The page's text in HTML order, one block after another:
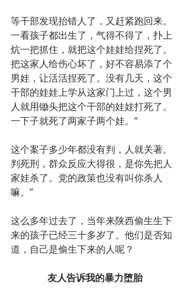
等干部发现抬错人了，又赶紧跑回来。
一看孩子都出生了，气得不得了，扑上
炕一把抓住，就把这个娃娃给捏死了。
把这家人给伤心坏了，好不容易添了个
男娃，让活活捏死了。没有几天，这个
干部的娃娃上学从这家门上过，这个男
人就用锄头把这个干部的娃娃打死了。
一下子就死了两家子两个娃。“
这个案子多少年都没有判，人就关著。
判死刑，群众反应大得很，是你先把人
家娃杀了。党的政策也没有叫你杀人
嘛。”
这么多年过去了，当年来陕西偷生生下
来的孩子已经三十多岁了。他们是否知
道，自己是偷生下来的人呢？
友人告诉我的暴力堕胎